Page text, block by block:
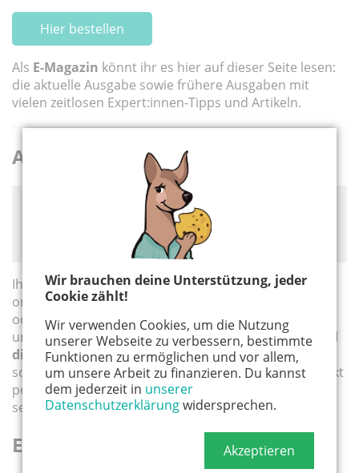
Wir brauchen deine Unterstützung, jeder
Cookie zählt!
Wir verwenden Cookies, um die Nutzung
unserer Webseite zu verbessern, bestimmte
Funktionen zu ermöglichen und vor allem,
um unsere Arbeit zu finanzieren. Du kannst
dem jederzeit in unserer
Datenschutzerklärungwidersprechen.
Akzeptieren
Hier bestellen
Als E-Magazin könnt ihr es hier auf dieser Seite lesen:
die aktuelle Ausgabe sowie frühere Ausgaben mit
vielen zeitlosen Expert:innen-Tipps und Artikeln.
Ausgabe 2024/2025
Cookie-Meldung
von Drittanbieter-Inhalten zu ermöglichen wie z.B.
E-Magazine und Podcast-Player.
Ihr möchtetKÄNGURU gesunde Familienicht nur
online lesen, sondern auch selbst in Händen halten
oder in eurer Einrichtung auslegen? Dann könnt ihr
unsergesunde Familie Magazin für Köln, Bonn und
die Regionganz einfach kostenlos bestellen – wir
schicken euch die gewünschte Anzahl Exemplare direkt
per Post zu, damit ihr sie bequem weitergeben oder
selbst genießen könnt.
Einfach bestellen